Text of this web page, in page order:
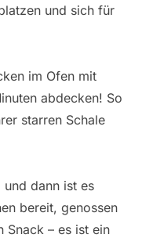
und sich für
im Ofen mit
abdecken! So
starren Schale
und dann ist es
bereit, genossen
Snack – es ist ein